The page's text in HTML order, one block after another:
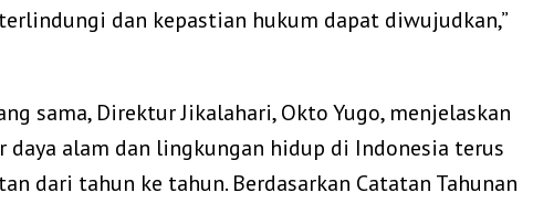
dan kepastian hukum dapat diwujudkan,”
sama, Direktur Jikalahari, Okto Yugo, menjelaskan
daya alam dan lingkungan hidup di Indonesia terus
dari tahun ke tahun. Berdasarkan Catatan Tahunan